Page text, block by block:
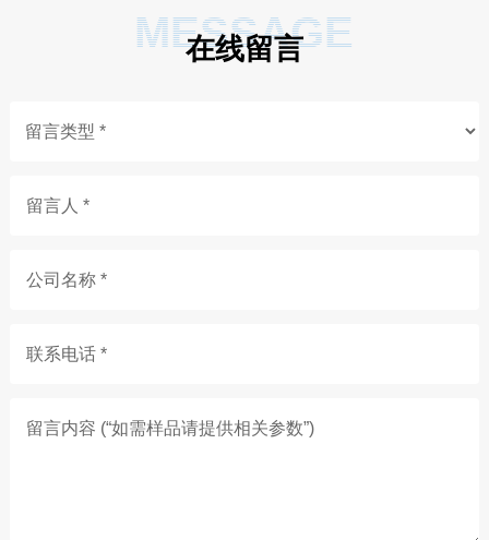
MESSAGE
在线留言
留言人 *
公司名称 *
联系电话 *
留言内容 (“如需样品请提供相关参数”)